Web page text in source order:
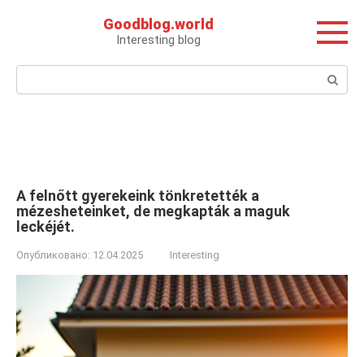
Goodblog.world
Interesting blog
Поиск:
A felnőtt gyerekeink tönkretették a
mézesheteinket, de megkapták a maguk
leckéjét.
Опубликовано: 12.04.2025 Interesting